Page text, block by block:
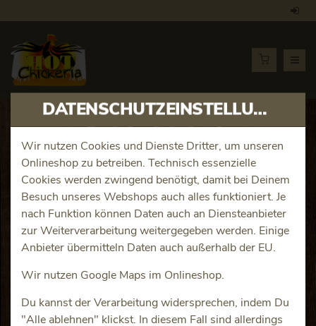
DATENSCHUTZEINSTELLUNGEN
Wir nutzen Cookies und Dienste Dritter, um unseren
Onlineshop zu betreiben. Technisch essenzielle
Cookies werden zwingend benötigt, damit bei Deinem
Besuch unseres Webshops auch alles funktioniert. Je
nach Funktion können Daten auch an Diensteanbieter
zur Weiterverarbeitung weitergegeben werden. Einige
Anbieter übermitteln Daten auch außerhalb der EU.
Wir nutzen Google Maps im Onlineshop.
Du kannst der Verarbeitung widersprechen, indem Du
"Alle ablehnen" klickst. In diesem Fall sind allerdings
Artikeldetails
Magnum Gold Caramel
Billionaire
Produktinfos